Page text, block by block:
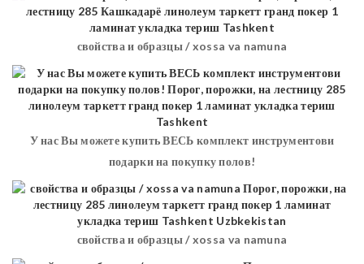
свойства и образцы / xossa va namuna
У нас Вы можете купить ВЕСЬ комплект инструментови
подарки на покупку полов!
свойства и образцы / xossa va namuna